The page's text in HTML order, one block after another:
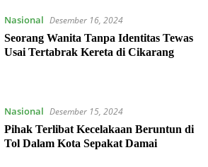
Nasional Desember 16, 2024
Seorang Wanita Tanpa Identitas Tewas
Usai Tertabrak Kereta di Cikarang
Nasional Desember 15, 2024
Pihak Terlibat Kecelakaan Beruntun di
Tol Dalam Kota Sepakat Damai